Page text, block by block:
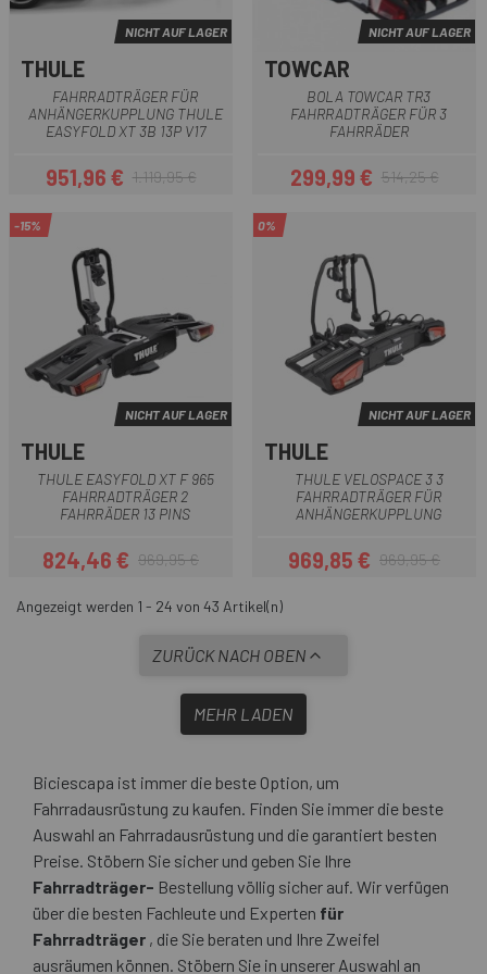
NICHT AUF LAGER
THULE
FAHRRADTRÄGER FÜR
ANHÄNGERKUPPLUNG THULE
EASYFOLD XT 3B 13P V17
Preis
951,96 €Regulärer Preis
1.119,95 €
NICHT AUF LAGER
TOWCAR
BOLA TOWCAR TR3
FAHRRADTRÄGER FÜR 3
FAHRRÄDER
Preis
299,99 €Regulärer Preis
514,25 €
-15%
NICHT AUF LAGER
THULE
THULE EASYFOLD XT F 965
FAHRRADTRÄGER 2
FAHRRÄDER 13 PINS
Preis
824,46 €Regulärer Preis
969,95 €
0%
NICHT AUF LAGER
THULE
THULE VELOSPACE 3 3
FAHRRADTRÄGER FÜR
ANHÄNGERKUPPLUNG
Preis
969,85 €Regulärer Preis
969,95 €
Angezeigt werden 1 - 24 von 43 Artikel(n)
ZURÜCK NACH OBEN
MEHR LADEN
Biciescapa ist immer die beste Option, um
Fahrradausrüstung zu kaufen. Finden Sie immer die beste
Auswahl an Fahrradausrüstung und die garantiert besten
Preise. Stöbern Sie sicher und geben Sie Ihre
Fahrradträger- Bestellung völlig sicher auf. Wir verfügen
über die besten Fachleute und Experten für
Fahrradträger , die Sie beraten und Ihre Zweifel
ausräumen können. Stöbern Sie in unserer Auswahl an